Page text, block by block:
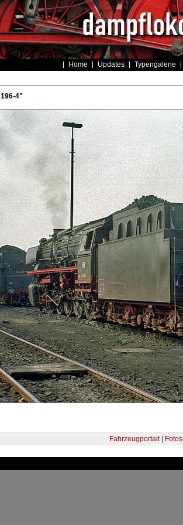
Home Updates Typengalerie
4"
Fahrzeugportait | Fotos